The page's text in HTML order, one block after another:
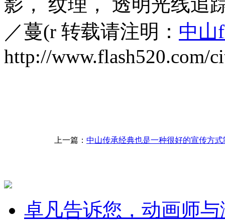
／蔓(r 转载请注明： 中山
http://www.flash520.com/
上一篇： 中山传承经典也是一种很好的宣传方式
卓凡告诉您，动画师